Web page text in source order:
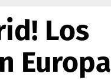
Los
Europa